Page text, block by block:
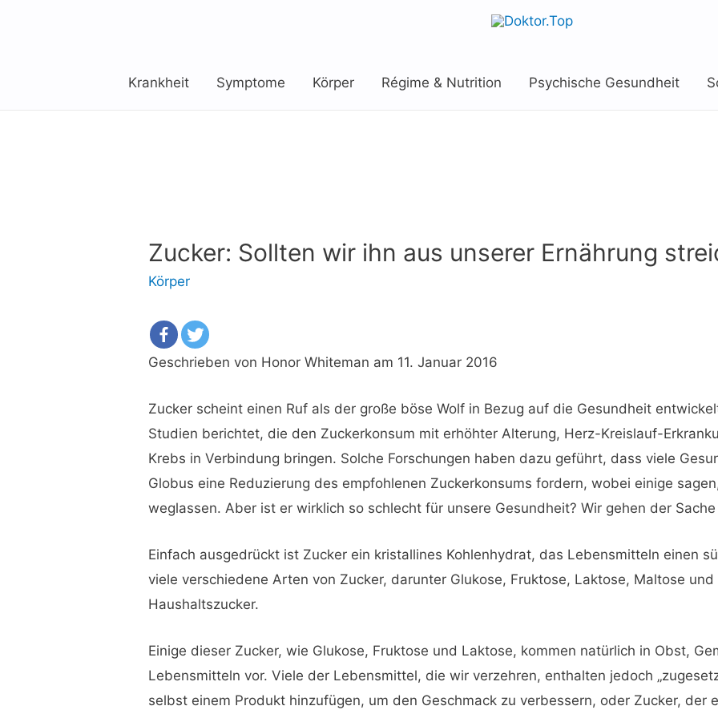
Krankheit Symptome Körper Régime & Nutrition Psychische Gesundheit
Zucker: Sollten wir ihn aus unserer Ernährung
Körper
Geschrieben von Honor Whiteman am 11. Januar 2016
Zucker scheint einen Ruf als der große böse Wolf in Bezug auf die Gesundheit
Studien berichtet, die den Zuckerkonsum mit erhöhter Alterung, Herz-Kreislauf-
Krebs in Verbindung bringen. Solche Forschungen haben dazu geführt, dass viele
Globus eine Reduzierung des empfohlenen Zuckerkonsums fordern, wobei einige
weglassen. Aber ist er wirklich so schlecht für unsere Gesundheit? Wir gehen der
Einfach ausgedrückt ist Zucker ein kristallines Kohlenhydrat, das Lebensmitteln einen
viele verschiedene Arten von Zucker, darunter Glukose, Fruktose, Laktose, Maltose
Haushaltszucker.
Einige dieser Zucker, wie Glukose, Fruktose und Laktose, kommen natürlich in Obst,
Lebensmitteln vor. Viele der Lebensmittel, die wir verzehren, enthalten jedoch
selbst einem Produkt hinzufügen, um den Geschmack zu verbessern, oder Zucker, der